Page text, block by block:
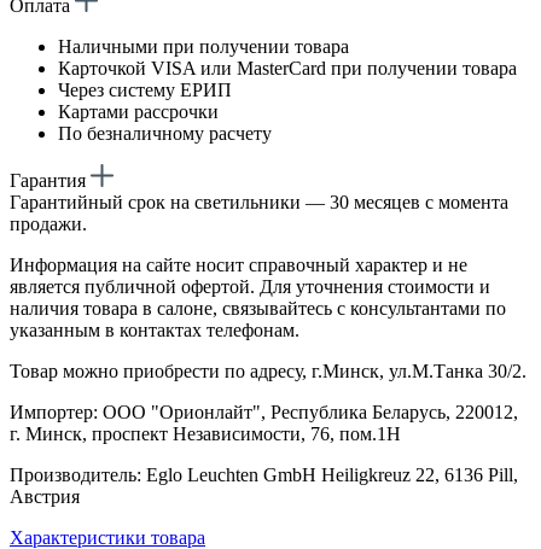
Оплата
Наличными при получении товара
Карточкой VISA или MasterCard при получении товара
Через систему ЕРИП
Картами рассрочки
По безналичному расчету
Гарантия
Гарантийный срок на светильники — 30 месяцев с момента
продажи.
Информация на сайте носит справочный характер и не
является публичной офертой. Для уточнения стоимости и
наличия товара в салоне, связывайтесь с консультантами по
указанным в контактах телефонам.
Товар можно приобрести по адресу, г.Минск, ул.М.Танка 30/2.
Импортер: ООО "Орионлайт", Республика Беларусь, 220012,
г. Минск, проспект Независимости, 76, пом.1Н
Производитель: Eglo Leuchten GmbH Heiligkreuz 22, 6136 Pill,
Австрия
Характеристики товара